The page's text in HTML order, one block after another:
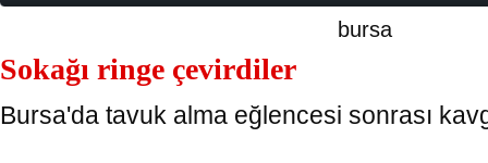
“Çocuklar
Sebepsiz
bursa
Sokağı ringe çevirdiler
Bursa'da tavuk alma eğlencesi sonrası